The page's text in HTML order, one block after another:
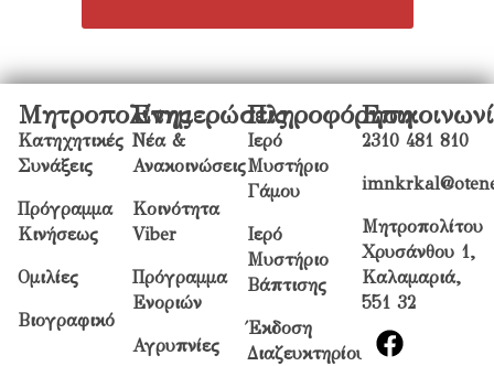
Μητροπολίτης
Κατηχητικές
Συνάξεις
Πρόγραμμα
Κινήσεως
Ομιλίες
Βιογραφικό
Ενημερώσεις
Νέα &
Ανακοινώσεις
Κοινότητα
Viber
Πρόγραμμα
Ενοριών
Αγρυπνίες
Πληροφόρηση
Ιερό
Μυστήριο
Γάμου
Ιερό
Μυστήριο
Βάπτισης
Έκδοση
Διαζευκτηρίου
2310 481 810
Μητροπολίτου
Χρυσάνθου 1,
Καλαμαριά,
551 32